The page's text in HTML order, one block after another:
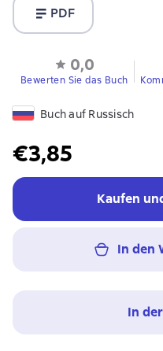
PDF
0,0
Bewerten Sie das Buch
Buch auf Russisch
€3,85
Kaufen
In den
In